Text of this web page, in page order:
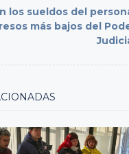
los sueldos del
más bajos del